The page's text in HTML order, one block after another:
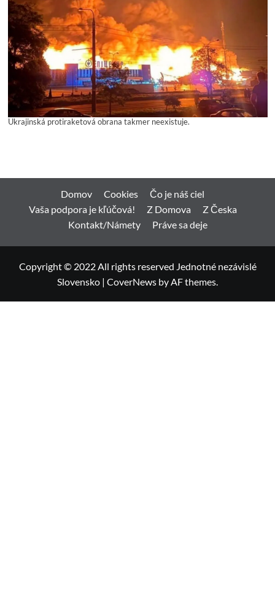
Ukrajinská protiraketová obrana takmer neexistuje.
Domov Cookies
Čo je náš ciel
Vaša podpora je kľúčová!
Z Domova
Z Česka
Kontakt/Námety
Práve sa deje
Copyright © 2022 All rights reserved Jednotné nezávislé
Slovensko | CoverNews by AF themes.